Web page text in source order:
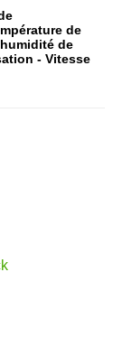
de
de
- Vitesse